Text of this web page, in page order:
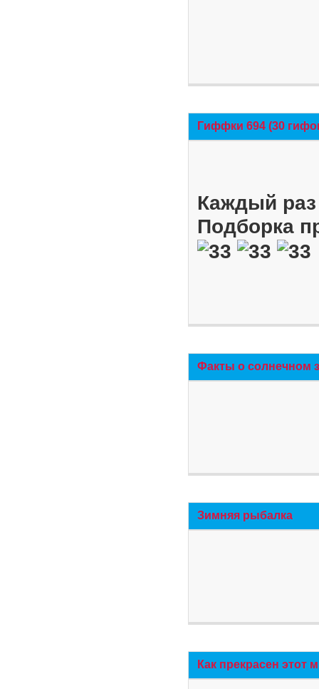
Гиффки 694 (30
Каждый
Подборка
Факты о солнечном
Зимняя рыбалка
Как прекрасен этот